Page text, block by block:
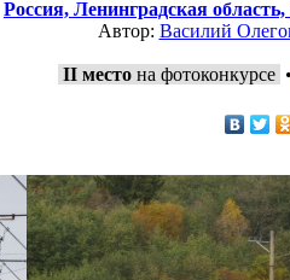
Россия, Ленинградская область,
Автор: Василий
II местона фотоконкурсе •